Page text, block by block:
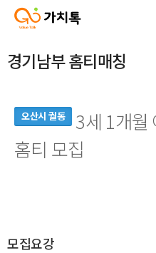
경기남부 홈티매칭
오산시 궐동
3세 1개월
홈티 모집
모집요강